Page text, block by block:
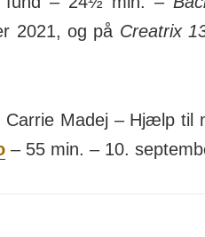
2021, og på Creatrix
Madej – Hjælp til
– 55 min. – 10.